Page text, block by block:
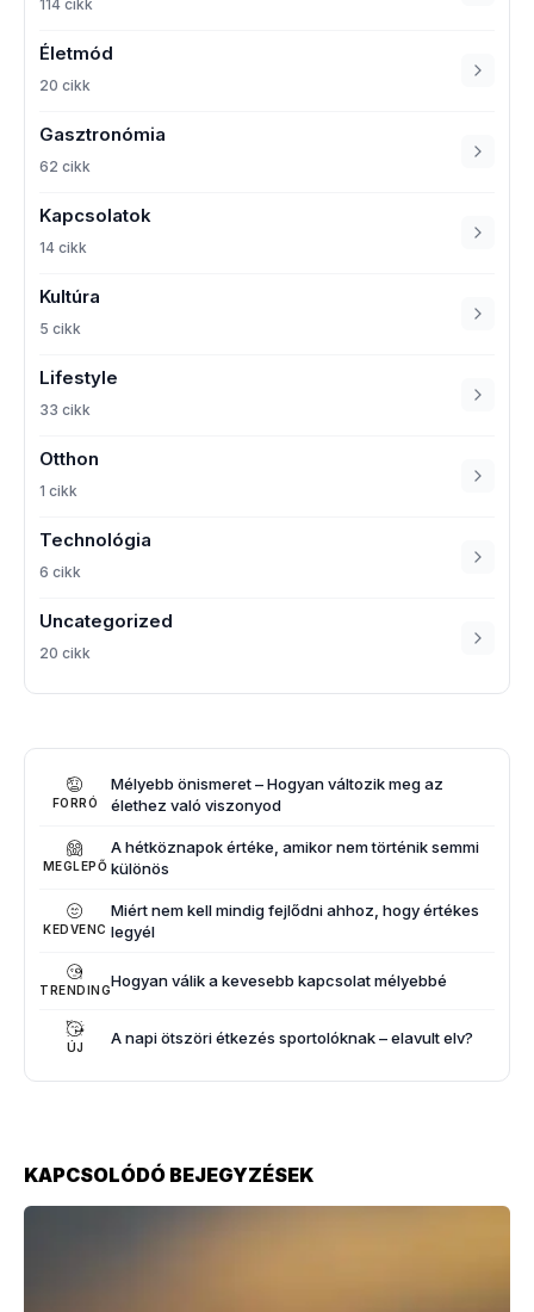
114 cikk
Életmód
20 cikk
Gasztronómia
62 cikk
Kapcsolatok
14 cikk
Kultúra
5 cikk
Lifestyle
33 cikk
Otthon
1 cikk
Technológia
6 cikk
Uncategorized
20 cikk
FORRÓ
Mélyebb önismeret – Hogyan változik meg az
élethez való viszonyod
MEGLEPŐ
A hétköznapok értéke, amikor nem történik semmi
különös
KEDVENC
Miért nem kell mindig fejlődni ahhoz, hogy értékes
legyél
TRENDINGHogyan válik a kevesebb kapcsolat mélyebbé
ÚJ A napi ötszöri étkezés sportolóknak – elavult elv?
KAPCSOLÓDÓ BEJEGYZÉSEK